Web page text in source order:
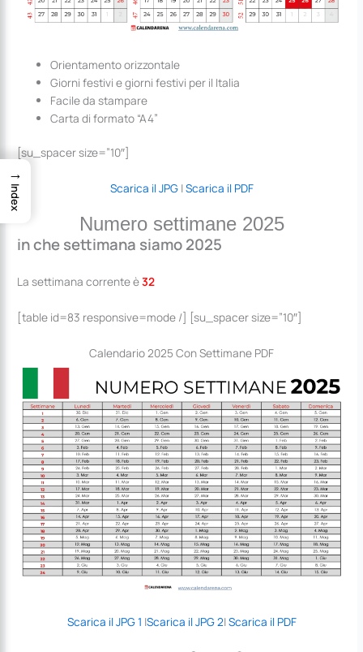
Orientamento orizzontale
Giorni festivi e giorni festivi per il Italia
Facile da stampare
Carta di formato “A4”
[su_spacer size=”10″]
Scarica il JPG|Scarica il PDF
Numero settimane 2025
in che settimana siamo 2025
La settimana corrente è32
[table id=83 responsive=mode /] [su_spacer size=”10″]
Calendario 2025 Con Settimane PDF
Scarica il JPG 1 |Scarica il JPG 2|Scarica il PDF
→
Index